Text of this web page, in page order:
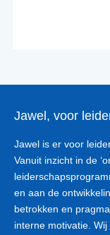
Jawel, voor
Jawel is er voor
Vanuit inzicht in de
en aan de
betrokken en
interne motivatie.